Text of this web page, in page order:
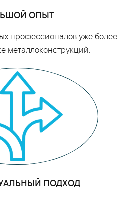
ОПЫТ
профессионалов уже более
металлоконструкций.
ПОДХОД